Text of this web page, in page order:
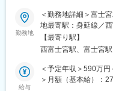
医薬品・医療器の技
なる商品の立ち上げ
た、グローバル展開
対応などグローバル
■富士宮工場について
富士宮工場は、現存
担うテルモで最も歴史
■求人概要：
テルモでは、一般家
計、血圧計、輸液ポ
品と組み合わせたコ
断面画像装置や人工
勤務地
＜勤務地詳細＞富士
地最寄駅：身延線／
の範囲：会社の定め
【最寄り駅】
西富士宮駅、富士宮
給与
＜予定年収＞590万
＞月額（基本給）：